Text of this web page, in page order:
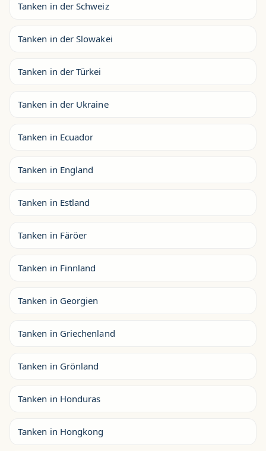
Tanken in der Schweiz
Tanken in der Slowakei
Tanken in der Türkei
Tanken in der Ukraine
Tanken in Ecuador
Tanken in England
Tanken in Estland
Tanken in Färöer
Tanken in Finnland
Tanken in Georgien
Tanken in Griechenland
Tanken in Grönland
Tanken in Honduras
Tanken in Hongkong